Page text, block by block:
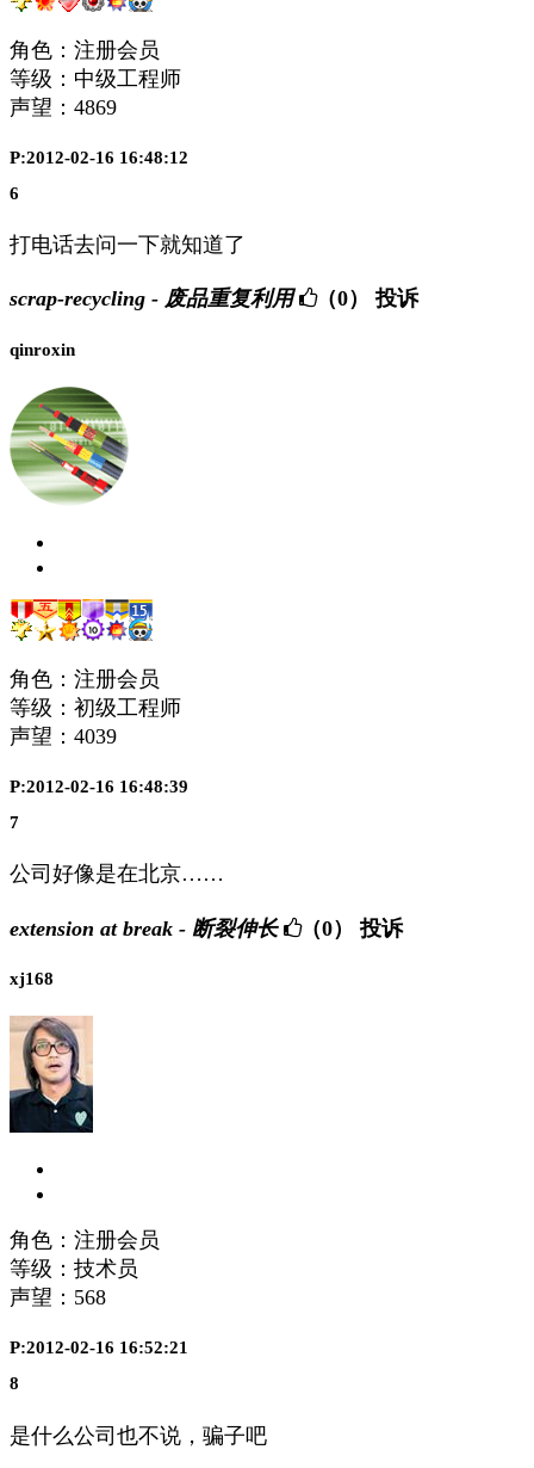
角色：注册会员
等级：中级工程师
声望： 4869
P:2012-02-16 16:48:12
6
打电话去问一下就知道了
scrap-recycling - 废品重复利用 （0） 投诉
qinroxin
角色：注册会员
等级：初级工程师
声望： 4039
P:2012-02-16 16:48:39
7
公司好像是在北京……
extension at break - 断裂伸长 （0） 投诉
xj168
角色：注册会员
等级：技术员
声望： 568
P:2012-02-16 16:52:21
8
是什么公司也不说，骗子吧